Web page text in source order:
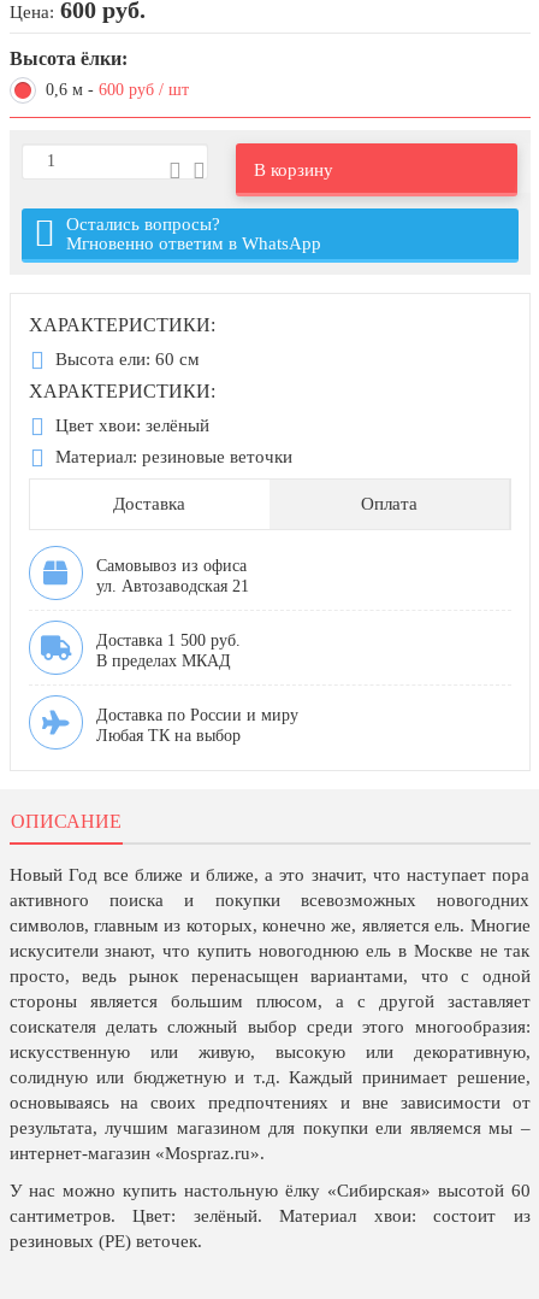
День города Москвы (первая суббота
сентября)
День нефтяника (первое воскресенье
8 сентября, День танкиста (второе
воскресенье сентября)
1 октября, Международный день
пожилых людей
19 октября, День Отца
25 октября, День Таможенника
28 октября, День Бабушек и Дедушек
Хэллоуин
4 ноября, День народного единства
парада на Красной площади
7 ноября, День Октябрьской
революции
10 ноября, День сотрудника органов
13 ноября, День Войск РХБЗ
День матери (последнее воскресенье
ноября)
5 декабря, День начала
контрнаступления советских войск
9 декабря, Международный день
борьбы с коррупцией
9 декабря, День Героев Отечества
12 декабря, День конституции РФ
безопасности
Новогоднее оформление
Рождество Христово
19 января, Крещение Господне
Цена: 600 руб.
Высота ёлки:
0,6 м - 600 руб / шт
В корзину
Остались вопросы?
Мгновенно ответим в WhatsApp
ХАРАКТЕРИСТИКИ:
Высота ели: 60 см
ХАРАКТЕРИСТИКИ:
Цвет хвои: зелёный
Материал: резиновые веточки
Доставка Оплата
Самовывоз из офиса
ул. Автозаводская 21
Доставка 1 500 руб.
В пределах МКАД
Доставка по России и миру
Любая ТК на выбор
ОПИСАНИЕ
Новый Год все ближе и ближе, а это значит, что наступает пора
активного поиска и покупки всевозможных новогодних
символов, главным из которых, конечно же, является ель. Многие
искусители знают, что купить новогоднюю ель в Москве не так
просто, ведь рынок перенасыщен вариантами, что с одной
стороны является большим плюсом, а с другой заставляет
соискателя делать сложный выбор среди этого многообразия:
искусственную или живую, высокую или декоративную,
солидную или бюджетную и т.д. Каждый принимает решение,
основываясь на своих предпочтениях и вне зависимости от
результата, лучшим магазином для покупки ели являемся мы –
интернет-магазин «Mospraz.ru».
У нас можно купить настольную ёлку «Сибирская» высотой 60
сантиметров. Цвет: зелёный. Материал хвои: состоит из
резиновых (РЕ) веточек.